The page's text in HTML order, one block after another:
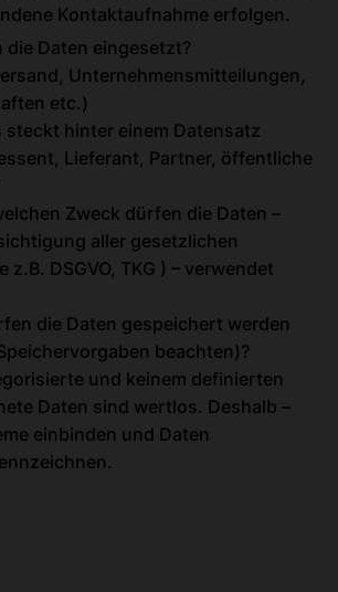
Kontaktaufnahme erfolgen.
die Daten eingesetzt?
Unternehmensmitteilungen,
etc.)
steckt hinter einem Datensatz
Lieferant, Partner, öffentliche
Zweck dürfen die Daten –
aller gesetzlichen
z.B. DSGVO, TKG ) – verwendet
die Daten gespeichert werden
beachten)?
und keinem definierten
Daten sind wertlos. Deshalb –
einbinden und Daten